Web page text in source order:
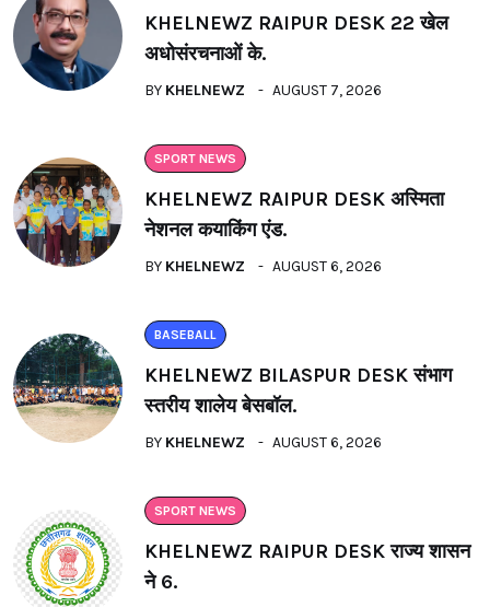
KHELNEWZ RAIPUR DESK 22 खेल
अधोसंरचनाओं के.
BY KHELNEWZ AUGUST 7, 2026
SPORT NEWS
KHELNEWZ RAIPUR DESK अस्मिता
नेशनल कयाकिंग एंड.
BY KHELNEWZ AUGUST 6, 2026
BASEBALL
KHELNEWZ BILASPUR DESK संभाग
स्तरीय शालेय बेसबॉल.
BY KHELNEWZ AUGUST 6, 2026
SPORT NEWS
KHELNEWZ RAIPUR DESK राज्य शासन
ने 6.